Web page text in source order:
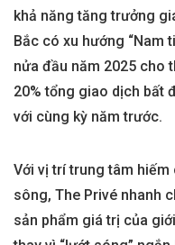
khả năng tăng trưởng
Bắc có xu hướng “Nam
nửa đầu năm 2025 cho
20% tổng giao dịch bất
với cùng kỳ năm trước.
Với vị trí trung tâm
sông, The Privé nhanh
sản phẩm giá trị của